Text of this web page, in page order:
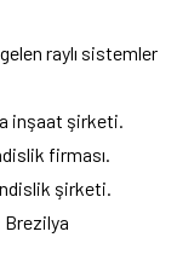
raylı sistemler
inşaat şirketi.
firması.
şirketi.
Brezilya